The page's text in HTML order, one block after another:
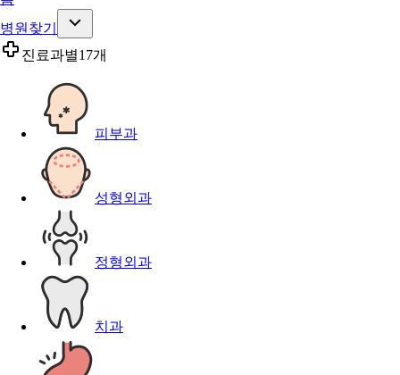
병원찾기
진료과별17개
피부과
성형외과
정형외과
치과